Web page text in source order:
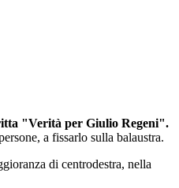
"Verità per Giulio Regeni".
a fissarlo sulla balaustra.
di centrodestra, nella